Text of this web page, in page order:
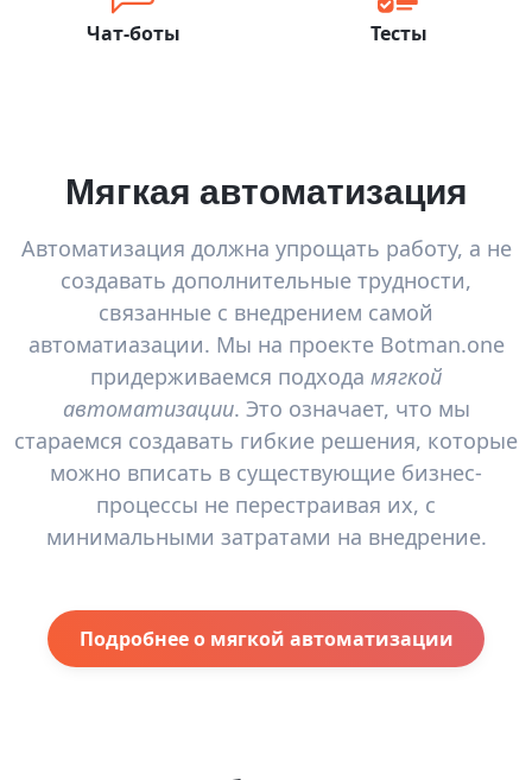
Чат-боты Тесты
Мягкая автоматизация
Автоматизация должна упрощать работу, а не
создавать дополнительные трудности,
связанные с внедрением самой
автоматиазации. Мы на проекте Botman.one
придерживаемся подхода мягкой
автоматизации. Это означает, что мы
стараемся создавать гибкие решения, которые
можно вписать в существующие бизнес-
процессы не перестраивая их, с
минимальными затратами на внедрение.
Подробнее о мягкой автоматизации